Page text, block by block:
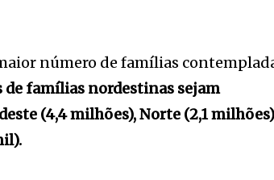
número de famílias
de famílias nordestinas sejam
(4,4 milhões), Norte (2,1